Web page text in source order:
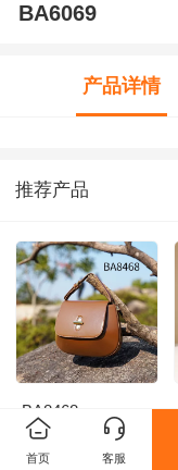
BA6069
产品详情
推荐产品
BA8468
首页 客服